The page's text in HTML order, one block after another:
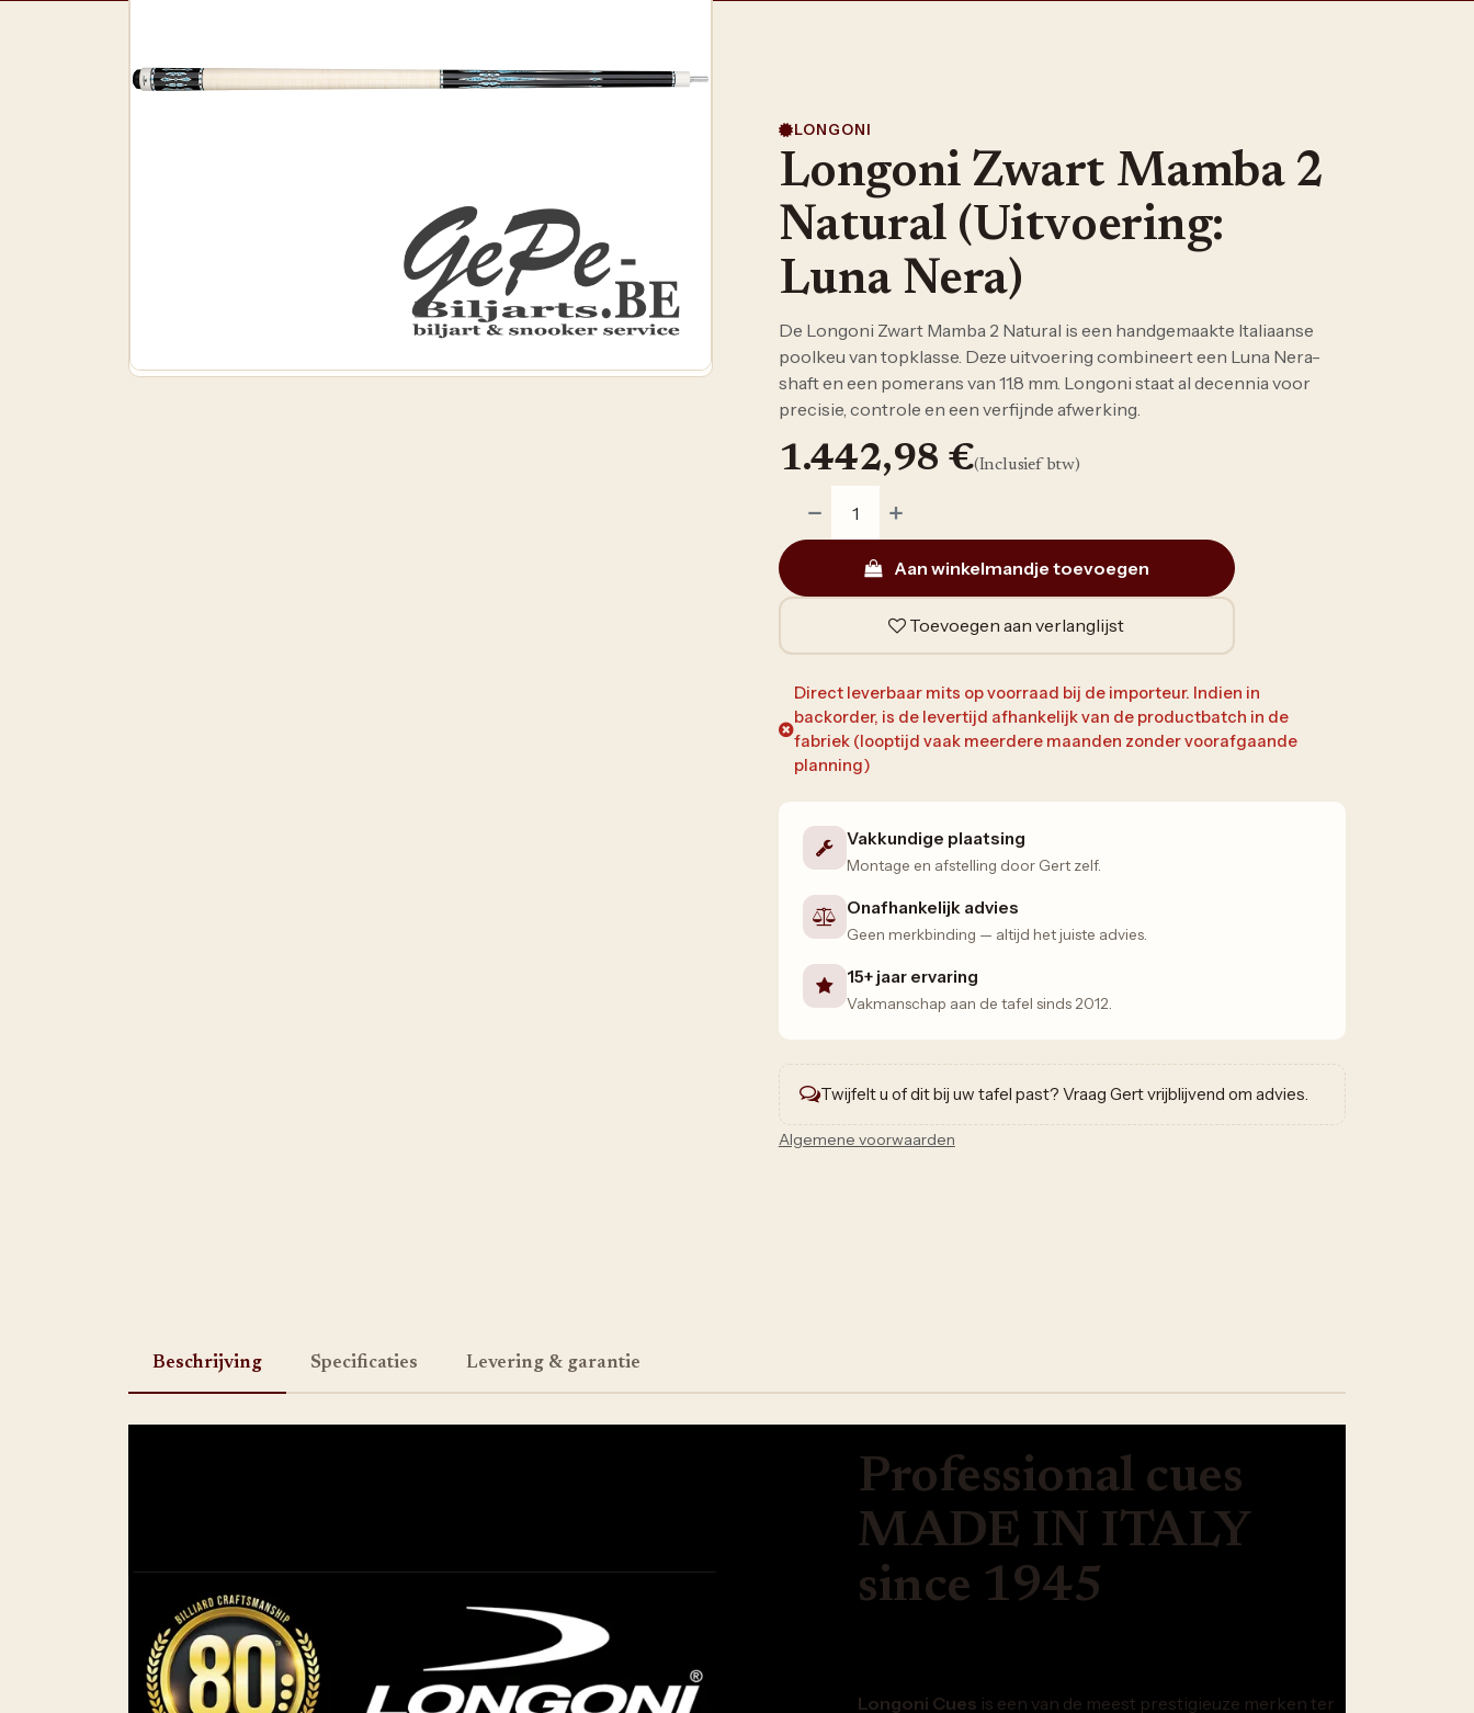
LONGONI
Longoni Zwart Mamba 2
Natural (Uitvoering:
Luna Nera)
De Longoni Zwart Mamba 2 Natural is een handgemaakte Italiaanse
poolkeu van topklasse. Deze uitvoering combineert een Luna Nera-
shaft en een pomerans van 11.8 mm. Longoni staat al decennia voor
precisie, controle en een verfijnde afwerking.
Aan winkelmandje toevoegen
Toevoegen aan verlanglijst
1.442,98 €(Inclusief btw)
Direct leverbaar mits op voorraad bij de importeur. Indien in
backorder, is de levertijd afhankelijk van de productbatch in de
fabriek (looptijd vaak meerdere maanden zonder voorafgaande
planning)
Vakkundige plaatsing
Montage en afstelling door Gert zelf.
Onafhankelijk advies
Geen merkbinding — altijd het juiste advies.
15+ jaar ervaring
Vakmanschap aan de tafel sinds 2012.
Twijfelt u of dit bij uw tafel past? Vraag Gert vrijblijvend om advies.
Algemene voorwaarden
Beschrijving Specificaties Levering & garantie
Professional cues
MADE IN ITALY
since 1945
Longoni Cues is een van de meest prestigieuze merken ter